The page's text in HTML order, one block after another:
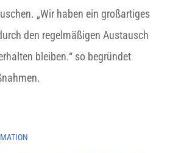
„Wir haben ein großartiges
den regelmäßigen Austausch
bleiben.“ so begründet